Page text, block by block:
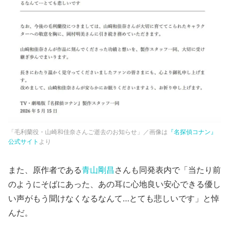
「毛利蘭役・山崎和佳奈さんご逝去のお知らせ」／画像は 『名探偵コナン』
公式サイト より
また、原作者である青山剛昌 さんも同発表内で「当たり前
のようにそばにあった、あの耳に心地良い安心できる優し
い声がもう聞けなくなるなんて…とても悲しいです」と悼
んだ。